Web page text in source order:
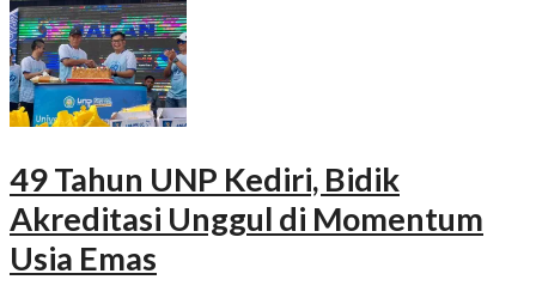
49 Tahun UNP Kediri, Bidik
Akreditasi Unggul di Momentum
Usia Emas